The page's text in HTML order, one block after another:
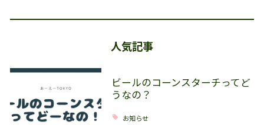
人気記事
ビールのコーンスターチってど
うなの？
お知らせ